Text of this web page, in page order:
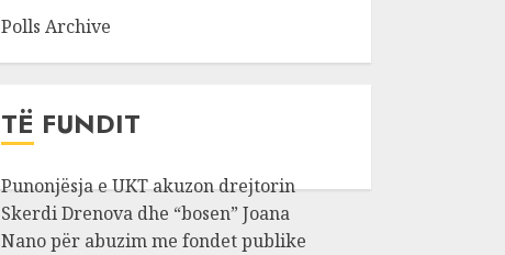
Polls Archive
TË FUNDIT
Punonjësja e UKT akuzon drejtorin
Skerdi Drenova dhe “bosen” Joana
Nano për abuzim me fondet publike